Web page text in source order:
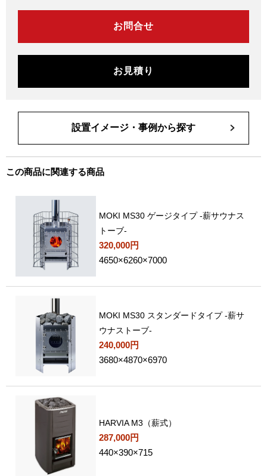
お問合せ
お見積り
設置イメージ・事例から探す
この商品に関連する商品
MOKI MS30 ゲージタイプ -薪サウナス
トーブ-
320,000円
4650×6260×7000
MOKI MS30 スタンダードタイプ -薪サ
ウナストーブ-
240,000円
3680×4870×6970
HARVIA M3（薪式）
287,000円
440×390×715